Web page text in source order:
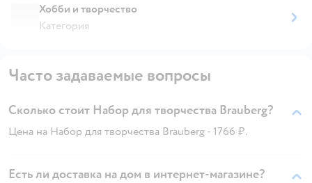
Хобби и творчество
Категория
Часто задаваемые вопросы
Сколько стоит Набор для творчества Brauberg?
Цена на Набор для творчества Brauberg - 1766 ₽.
Есть ли доставка на дом в интернет-магазине?